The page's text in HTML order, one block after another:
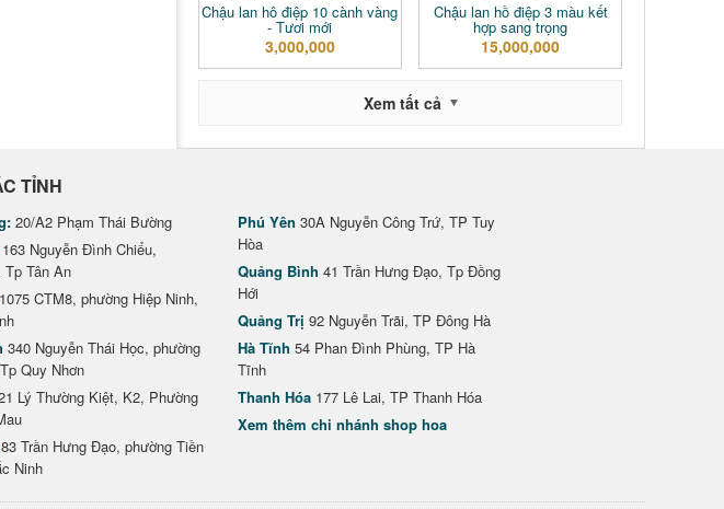
Chậu lan hô điệp 10 cành vàng
- Tươi mới
3,000,000
Chậu lan hồ điệp 3 màu kết
hợp sang trọng
15,000,000
Xem tất cả
TỈNH
20/A2 Phạm Thái Bường
163 Nguyễn Đình Chiểu,
Tp Tân An
1075 CTM8, phường Hiệp Ninh,
340 Nguyễn Thái Học, phường
Quy Nhơn
Lý Thường Kiệt, K2, Phường
83 Trần Hưng Đạo, phường Tiền
Ninh
Phú Yên 30A Nguyễn Công Trứ, TP Tuy
Hòa
Quảng Bình 41 Trần Hưng Đạo, Tp Đồng
Hới
Quảng Trị 92 Nguyễn Trãi, TP Đông Hà
Hà Tĩnh 54 Phan Đình Phùng, TP Hà
Tĩnh
Thanh Hóa 177 Lê Lai, TP Thanh Hóa
Xem thêm chi nhánh shop hoa